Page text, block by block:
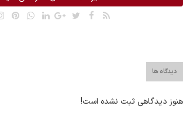
دیدگاه ها
هنوز دیدگاهی ثبت نشده است!